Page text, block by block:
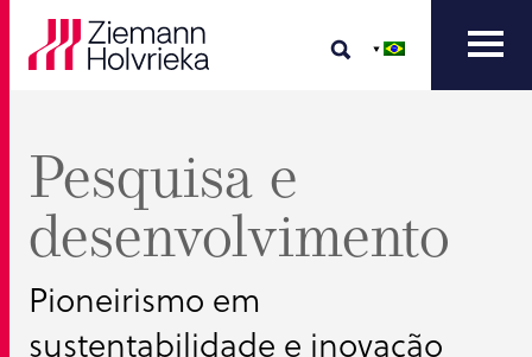
Pesquisa e
desenvolvimento
Pioneirismo em
sustentabilidade e inovação